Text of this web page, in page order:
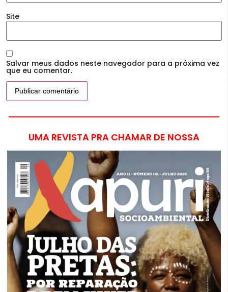
Site
Salvar meus dados neste navegador para a próxima vez
que eu comentar.
UMA REVISTA PRA CHAMAR DE NOSSA